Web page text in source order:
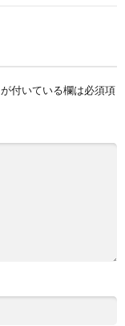
が付いている欄は必須項